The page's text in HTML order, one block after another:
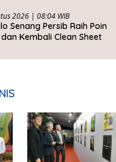
2026 | 08:04 WIB
Senang Persib Raih Poin
Kembali Clean Sheet